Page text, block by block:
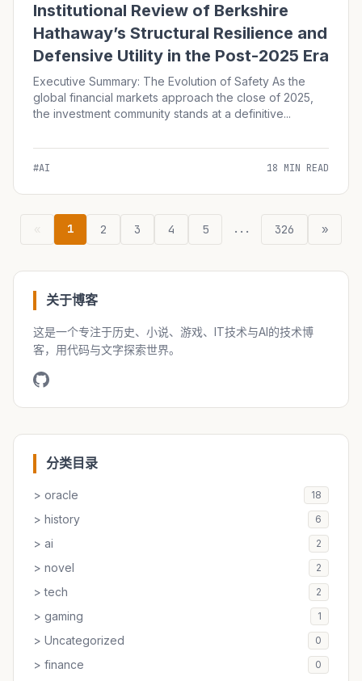
Institutional Review of Berkshire
Hathaway’s Structural Resilience and
Defensive Utility in the Post-2025 Era
Executive Summary: The Evolution of Safety As the
global financial markets approach the close of 2025,
the investment community stands at a definitive...
#AI 18 MIN READ
1 2 3 4 5 ... 326 »
关于博客
这是一个专注于历史、小说、游戏、IT技术与AI的技术博
客，用代码与文字探索世界。
分类目录
> oracle 18
> history 6
> ai 2
> novel 2
> tech 2
> gaming 1
> Uncategorized 0
> finance 0